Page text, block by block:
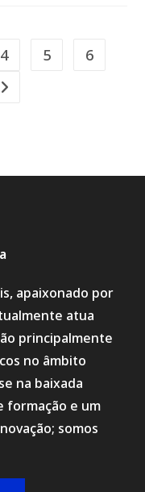
4 5
6
Ir para a próxima página
apaixonado por
atua
principalmente
no âmbito
na baixada
formação e um
somos